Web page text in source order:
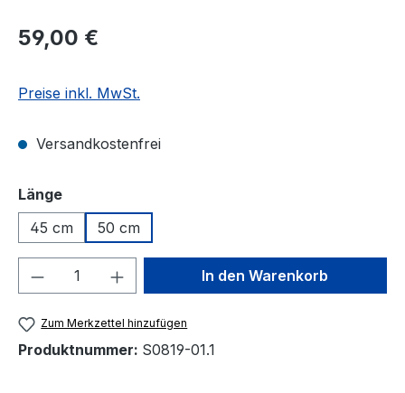
Regulärer Preis:
59,00 €
Preise inkl. MwSt.
Versandkostenfrei
Längeauswählen
45 cm
50 cm
Produkt Anzahl: Gib denIn den Warenkorb
Zum Merkzettel hinzufügen
Produktnummer: S0819-01.1